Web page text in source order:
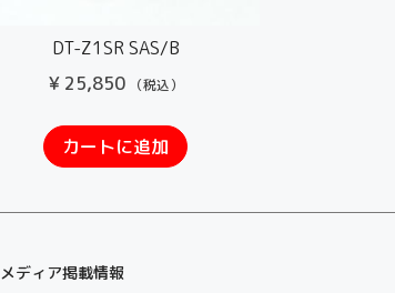
DT-Z1SR SAS/B
¥25,850 （税込）
カートに追加
メディア掲載情報